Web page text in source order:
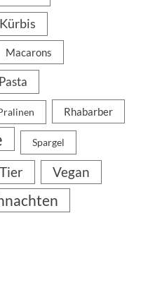
Kürbis
Macarons
Pasta
Rhabarber
Spargel
Tier Vegan